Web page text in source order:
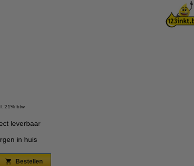
21% btw
leverbaar
in huis
Bestellen